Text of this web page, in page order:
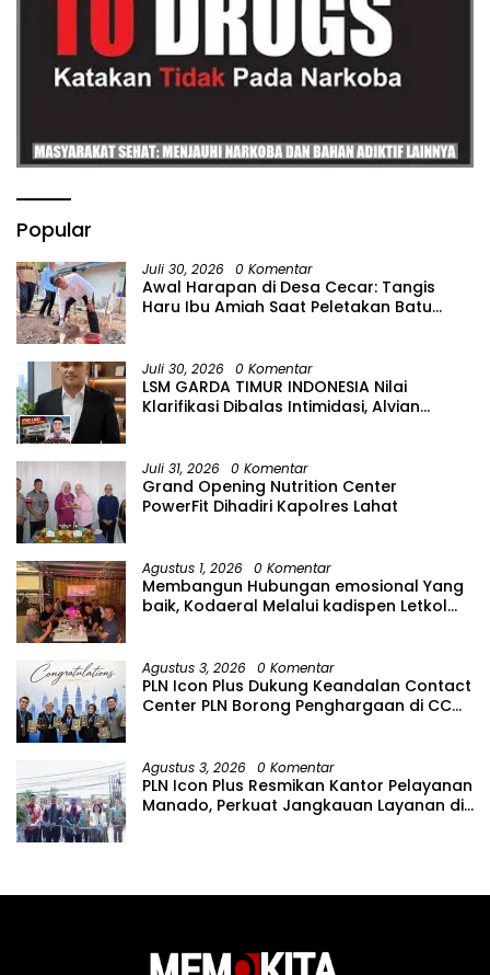
Popular
Juli 30, 2026 0 Komentar
Awal Harapan di Desa Cecar: Tangis
Haru Ibu Amiah Saat Peletakan Batu
Juli 30, 2026 0 Komentar
LSM GARDA TIMUR INDONESIA Nilai
Klarifikasi Dibalas Intimidasi, Alvian
Juli 31, 2026 0 Komentar
Grand Opening Nutrition Center
PowerFit Dihadiri Kapolres Lahat
Agustus 1, 2026 0 Komentar
Membangun Hubungan emosional Yang
baik, Kodaeral Melalui kadispen Letkol
suasana Santai lebih Dekat Dan
Harmonis.
Agustus 3, 2026 0 Komentar
PLN Icon Plus Dukung Keandalan Contact
Center PLN Borong Penghargaan di CCW
Agustus 3, 2026 0 Komentar
PLN Icon Plus Resmikan Kantor Pelayanan
Manado, Perkuat Jangkauan Layanan di